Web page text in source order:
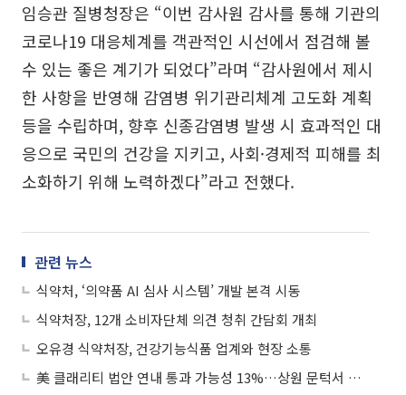
임승관 질병청장은 “이번 감사원 감사를 통해 기관의
코로나19 대응체계를 객관적인 시선에서 점검해 볼
수 있는 좋은 계기가 되었다”라며 “감사원에서 제시
한 사항을 반영해 감염병 위기관리체계 고도화 계획
등을 수립하며, 향후 신종감염병 발생 시 효과적인 대
응으로 국민의 건강을 지키고, 사회·경제적 피해를 최
소화하기 위해 노력하겠다”라고 전했다.
관련 뉴스
식약처, ‘의약품 AI 심사 시스템’ 개발 본격 시동
식약처장, 12개 소비자단체 의견 청취 간담회 개최
오유경 식약처장, 건강기능식품 업계와 현장 소통
美 클래리티 법안 연내 통과 가능성 13%…상원 문턱서 제동